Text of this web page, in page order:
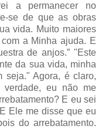
a permanecer no
se de que as obras
vida. Muito maiores
a Minha ajuda. E
de anjos.” "Este
da sua vida, minha
seja." Agora, é claro,
verdade, eu não me
E eu sei
Ele me disse que eu
do arrebatamento.